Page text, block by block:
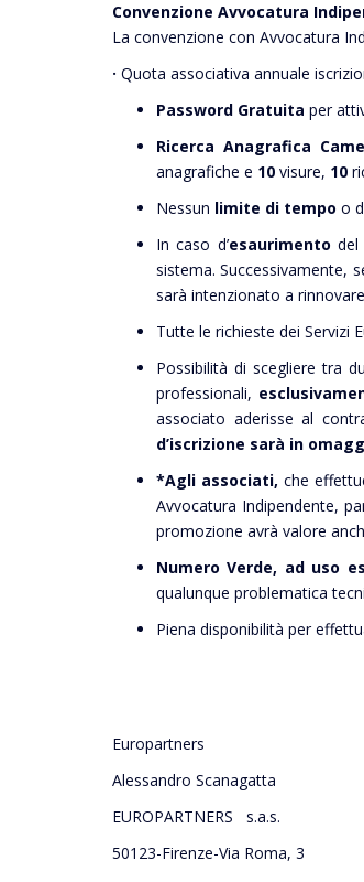
Convenzione Avvocatura
La convenzione con Avvocatura
· Quota associativa annuale
Password Gratuita per
Ricerca Anagrafica
anagrafiche e 10 visure, 10
Nessun limite di tempo o
In caso d’esaurimento del
sistema. Successivamente,
sarà intenzionato a
Tutte le richieste dei Servizi
Possibilità di scegliere tra
professionali,
associato aderisse al
d’iscrizione sarà in
*Agli associati, che
Avvocatura Indipendente,
promozione avrà valore
Numero Verde, ad uso
qualunque problematica
Piena disponibilità per
Europartners
Alessandro Scanagatta
EUROPARTNERS s.a.s.
50123-Firenze-Via Roma, 3